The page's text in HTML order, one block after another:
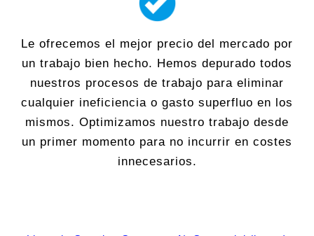
Le ofrecemos el mejor precio del mercado por
un trabajo bien hecho. Hemos depurado todos
nuestros procesos de trabajo para eliminar
cualquier ineficiencia o gasto superfluo en los
mismos. Optimizamos nuestro trabajo desde
un primer momento para no incurrir en costes
innecesarios.